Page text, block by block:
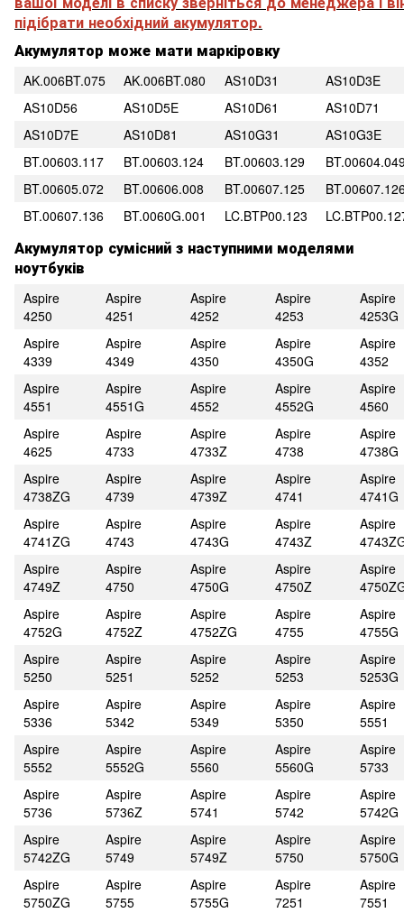
підібрати необхідний акумулятор.
Акумулятор може мати маркіровку
AK.006BT.075 AK.006BT.080 AS10D31
AS10D3E
AS10D56
AS10D5E AS10D61
AS10D71
AS10D7E
AS10D81 AS10G31
AS10G3E
BT.00603.117
BT.00603.124 BT.00603.129
BT.00605.072
BT.00606.008 BT.00607.125
BT.00607.136
BT.0060G.001 LC.BTP00.123
Акумулятор сумісний з наступними моделями
ноутбуків
Aspire
4250
Aspire
4251
Aspire
4252
Aspire
4253
Aspire
4253G
Aspire
4339
Aspire
4349
Aspire
4350
Aspire
4350G
Aspire
4352
Aspire
4551
Aspire
4551G
Aspire
4552
Aspire
4552G
Aspire
4560
Aspire
4625
Aspire
4733
Aspire
4733Z
Aspire
4738
Aspire
4738G
Aspire
4738ZG
Aspire
4739
Aspire
4739Z
Aspire
4741
Aspire
4741G
Aspire
4741ZG
Aspire
4743
Aspire
4743G
Aspire
4743Z
Aspire
Aspire
4749Z
Aspire
4750
Aspire
4750G
Aspire
4750Z
Aspire
Aspire
4752G
Aspire
4752Z
Aspire
4752ZG
Aspire
4755
Aspire
4755G
Aspire
5250
Aspire
5251
Aspire
5252
Aspire
5253
Aspire
5253G
Aspire
5336
Aspire
5342
Aspire
5349
Aspire
5350
Aspire
5551
Aspire
5552
Aspire
5552G
Aspire
5560
Aspire
5560G
Aspire
5733
Aspire
5736
Aspire
5736Z
Aspire
5741
Aspire
5742
Aspire
5742G
Aspire
5742ZG
Aspire
5749
Aspire
5749Z
Aspire
5750
Aspire
5750G
Aspire
5750ZG
Aspire
5755
Aspire
5755G
Aspire
7251
Aspire
7551